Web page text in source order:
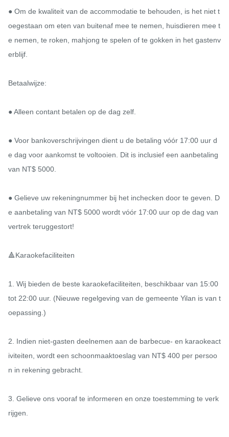
● Om de kwaliteit van de accommodatie te behouden, is het niet t
oegestaan ​​om eten van buitenaf mee te nemen, huisdieren mee t
e nemen, te roken, mahjong te spelen of te gokken in het gastenv
erblijf.
Betaalwijze:
● Alleen contant betalen op de dag zelf.
● Voor bankoverschrijvingen dient u de betaling vóór 17:00 uur d
e dag voor aankomst te voltooien. Dit is inclusief een aanbetaling
van NT$ 5000.
● Gelieve uw rekeningnummer bij het inchecken door te geven. D
e aanbetaling van NT$ 5000 wordt vóór 17:00 uur op de dag van
vertrek teruggestort!
🔺Karaokefaciliteiten
1. Wij bieden de beste karaokefaciliteiten, beschikbaar van 15:00
tot 22:00 uur. (Nieuwe regelgeving van de gemeente Yilan is van t
oepassing.)
2. Indien niet-gasten deelnemen aan de barbecue- en karaokeact
iviteiten, wordt een schoonmaaktoeslag van NT$ 400 per persoo
n in rekening gebracht.
3. Gelieve ons vooraf te informeren en onze toestemming te verk
rijgen.